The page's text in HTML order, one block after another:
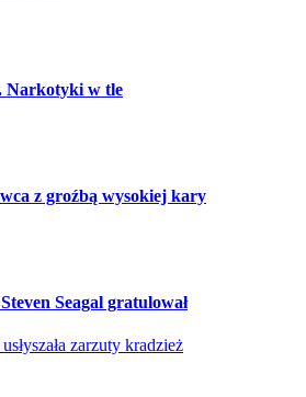
Narkotyki w tle
z groźbą wysokiej kary
Seagal gratulował